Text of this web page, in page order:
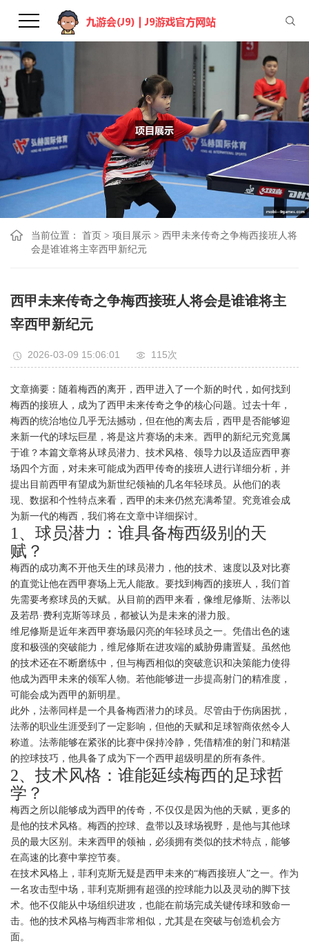
当前位置： 首页 > 项目展示 > 西甲未来传奇之争梅西接班人将
会是谁谁将主宰西甲新纪元
西甲未来传奇之争梅西接班人将会是谁谁将主
宰西甲新纪元
2026-03-09 15:06:01 115次
文章摘要：随着梅西的离开，西甲进入了一个新的时代，如何找到
梅西的接班人，成为了西甲未来传奇之争的核心问题。过去十年，
梅西的统治地位几乎无法撼动，但在他的离去后，西甲是否能够迎
来新一代的球坛巨星，将是这片赛场的未来。西甲的新纪元究竟属
于谁？本篇文章将从球员潜力、技术风格、领导力以及适应西甲赛
场四个方面，对未来可能成为西甲传奇的接班人进行详细分析，并
提出目前西甲有望成为新世纪领袖的几名年轻球员。从他们的表
现、数据和个性特点来看，西甲的未来仍然充满希望。究竟谁会成
为新一代的梅西，我们将在文章中详细探讨。
1、球员潜力：谁具备梅西级别的天
赋？
梅西的成功离不开他天生的球员潜力，他的技术、速度以及对比赛
的直觉让他在西甲赛场上无人能敌。要找到梅西的接班人，我们首
先需要考察球员的天赋。从目前的西甲来看，像维尼修斯、法蒂以
及若昂·费利克斯等球员，都被认为是未来的潜力股。
维尼修斯是近年来西甲赛场最闪亮的年轻球员之一。凭借出色的速
度和极强的突破能力，维尼修斯在进攻端的威胁毋庸置疑。虽然他
的技术还在不断磨练中，但与梅西相似的突破意识和决策能力使得
他成为西甲未来的领军人物。若他能够进一步提高射门的精准度，
可能会成为西甲的新明星。
此外，法蒂同样是一个具备梅西潜力的球员。尽管由于伤病困扰，
法蒂的职业生涯受到了一定影响，但他的天赋和足球智商依然令人
称道。法蒂能够在紧张的比赛中保持冷静，凭借精准的射门和精湛
的控球技巧，他具备了成为下一个西甲超级明星的所有条件。
2、技术风格：谁能延续梅西的足球哲
学？
梅西之所以能够成为西甲的传奇，不仅仅是因为他的天赋，更多的
是他的技术风格。梅西的控球、盘带以及球场视野，是他与其他球
员的最大区别。未来西甲的领袖，必须拥有类似的技术特点，能够
在高速的比赛中掌控节奏。
在技术风格上，菲利克斯无疑是西甲未来的“梅西接班人”之一。作为
一名攻击型中场，菲利克斯拥有超强的控球能力以及灵动的脚下技
术。他不仅能从中场组织进攻，也能在前场完成关键传球和致命一
击。他的技术风格与梅西非常相似，尤其是在突破与创造机会方
面。